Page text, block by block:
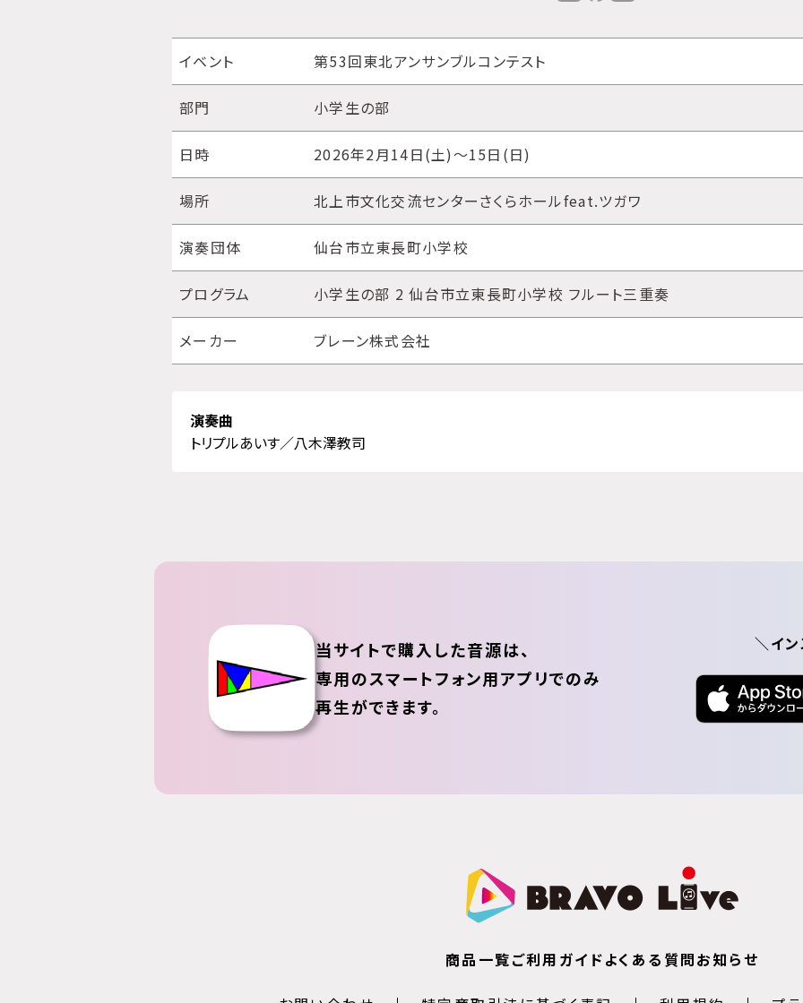
イベント 第53回東北アンサンブルコンテスト
部門 小学生の部
日時 2026年2月14日(土)～15日(日)
場所 北上市文化交流センターさくらホールfeat.ツガワ
演奏団体 仙台市立東長町小学校
プログラム 小学生の部 2 仙台市立東長町小学校 フルート三重奏
メーカー ブレーン株式会社
演奏曲
トリプルあいす／八木澤教司
当サイトで購入した音源は、
専用のスマートフォン用アプリでのみ
再生ができます。
＼イ
商品一覧ご利用ガイドよくある質問お知らせ